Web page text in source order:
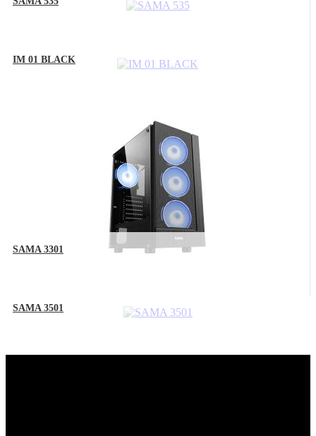
IM 01 BLACK
SAMA 3301
SAMA 3501